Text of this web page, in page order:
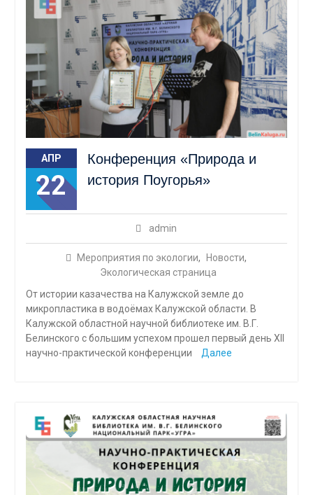
АПР
22
Конференция «Природа и
история Поугорья»
admin
Мероприятия по экологии, Новости,
Экологическая страница
От истории казачества на Калужской земле до
микропластика в водоёмах Калужской области. В
Калужской областной научной библиотеке им. В.Г.
Белинского с большим успехом прошел первый день XII
научно-практической конференции
Далее